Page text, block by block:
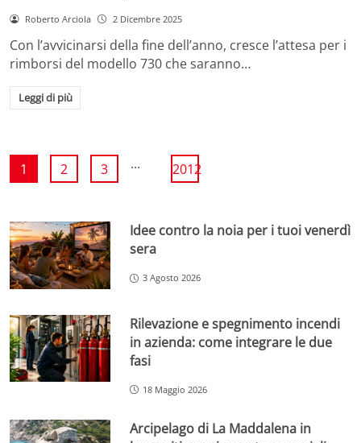
Roberto Arciola 2 Dicembre 2025
Con l’avvicinarsi della fine dell’anno, cresce l’attesa per i
rimborsi del modello 730 che saranno…
Leggi di più
1 2 3 ... 2012
Idee contro la noia per i tuoi venerdì
sera
3 Agosto 2026
Rilevazione e spegnimento incendi
in azienda: come integrare le due
fasi
18 Maggio 2026
Arcipelago di La Maddalena in